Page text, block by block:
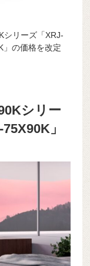
シリーズ「XRJ-
」の価格を改定
シリー
」